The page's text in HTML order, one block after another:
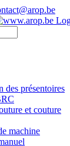
des présentoires
et couture
machine